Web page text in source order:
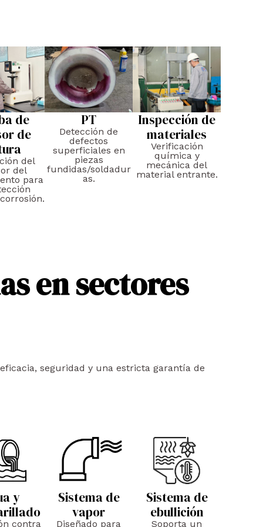
de
de
del
del
para
PT
Detección de
defectos
superficiales en
piezas
fundidas/soldadur
as.
Inspección de
materiales
Verificación
química y
mecánica del
material entrante.
en sectores
seguridad y una estricta garantía de
y
contra
Sistema de
vapor
Diseñado para
Sistema de
ebullición
Soporta un